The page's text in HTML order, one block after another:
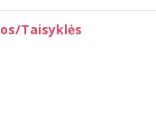
Taisyklės